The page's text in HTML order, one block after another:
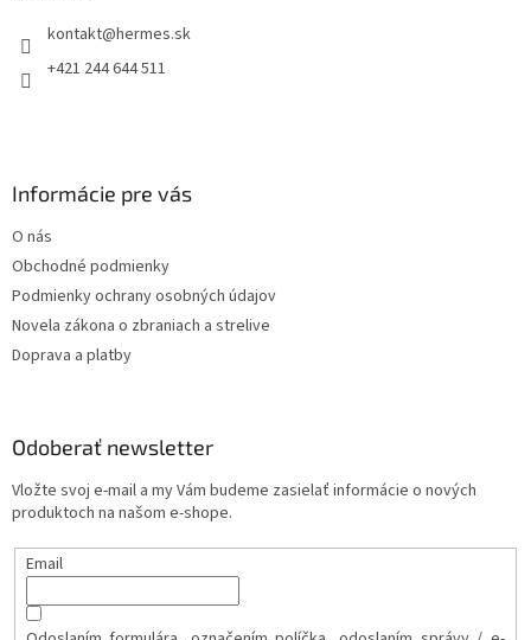
kontakt@hermes.sk
+421 244 644 511
Informácie pre vás
O nás
Obchodné podmienky
Podmienky ochrany osobných údajov
Novela zákona o zbraniach a strelive
Doprava a platby
Odoberať newsletter
Vložte svoj e-mail a my Vám budeme zasielať informácie o nových
produktoch na našom e-shope.
Email